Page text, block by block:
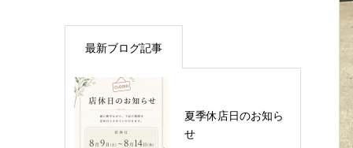
最新ブログ記事
夏季休店日のお知ら
せ